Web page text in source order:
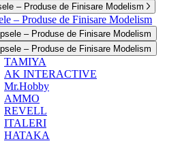
– Produse de Finisare Modelism
– Produse de Finisare Modelism
– Produse de Finisare Modelism
– Produse de Finisare Modelism
TAMIYA
AK INTERACTIVE
Mr.Hobby
AMMO
REVELL
ITALERI
HATAKA